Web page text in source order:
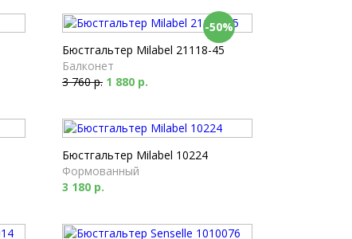
-50%
Бюстгальтер Milabel 21118-45
Балконет
3 760 р. 1 880 р.
Бюстгальтер Milabel 10224
Формованный
3 180 р.